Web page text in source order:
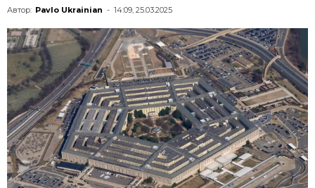
Автор: Pavlo Ukrainian - 14:09, 25.03.2025